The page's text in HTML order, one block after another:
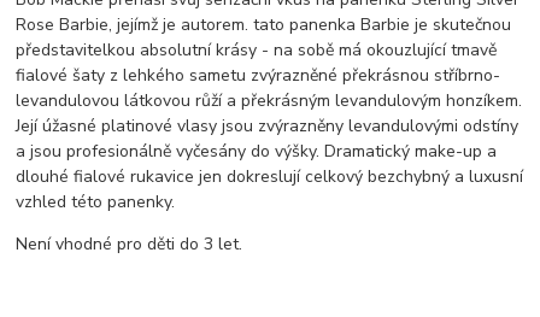
Rose Barbie, jejímž je autorem. tato panenka Barbie je skutečnou
představitelkou absolutní krásy - na sobě má okouzlující tmavě
fialové šaty z lehkého sametu zvýrazněné překrásnou stříbrno-
levandulovou látkovou růží a překrásným levandulovým honzíkem.
Její úžasné platinové vlasy jsou zvýrazněny levandulovými odstíny
a jsou profesionálně vyčesány do výšky. Dramatický make-up a
dlouhé fialové rukavice jen dokreslují celkový bezchybný a luxusní
vzhled této panenky.
Není vhodné pro děti do 3 let.